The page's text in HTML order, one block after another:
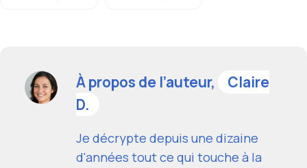
À propos de l’auteur,
Claire
D.
Je décrypte depuis une dizaine
d'années tout ce qui touche à la